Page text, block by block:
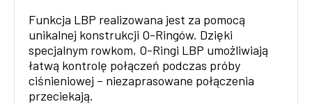
Funkcja LBP realizowana jest za pomocą
unikalnej konstrukcji O-Ringów. Dzięki
specjalnym rowkom, O-Ringi LBP umożliwiają
łatwą kontrolę połączeń podczas próby
ciśnieniowej – niezaprasowane połączenia
przeciekają.